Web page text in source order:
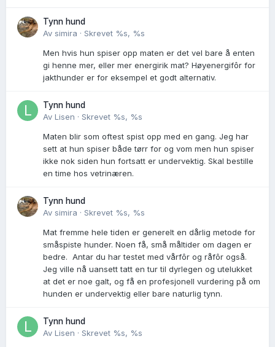
Tynn hund
Av simira · Skrevet %s, %s
Men hvis hun spiser opp maten er det vel bare å enten
gi henne mer, eller mer energirik mat? Høyenergifôr for
jakthunder er for eksempel et godt alternativ.
Tynn hund
Av Lisen · Skrevet %s, %s
Maten blir som oftest spist opp med en gang. Jeg har
sett at hun spiser både tørr for og vom men hun spiser
ikke nok siden hun fortsatt er undervektig. Skal bestille
en time hos vetrinæren.
Tynn hund
Av simira · Skrevet %s, %s
Mat fremme hele tiden er generelt en dårlig metode for
småspiste hunder. Noen få, små måltider om dagen er
bedre. Antar du har testet med vårfôr og råfôr også.
Jeg ville nå uansett tatt en tur til dyrlegen og utelukket
at det er noe galt, og få en profesjonell vurdering på om
hunden er undervektig eller bare naturlig tynn.
Tynn hund
Av Lisen · Skrevet %s, %s